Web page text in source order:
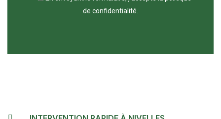
de confidentialité